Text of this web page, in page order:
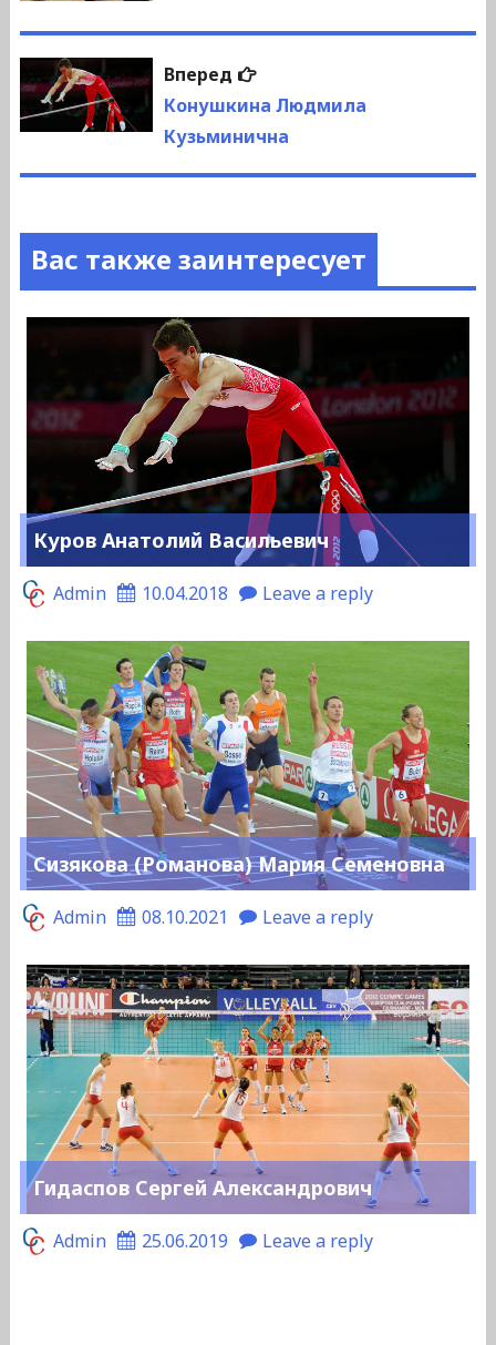
записям
Вперед
Следующая
запись:
Конушкина Людмила
Кузьминична
Вас также заинтересует
Куров Анатолий Васильевич
Admin 10.04.2018 Leave a reply
Сизякова (Романова) Мария Семеновна
Admin 08.10.2021 Leave a reply
Гидаспов Сергей Александрович
Admin 25.06.2019 Leave a reply